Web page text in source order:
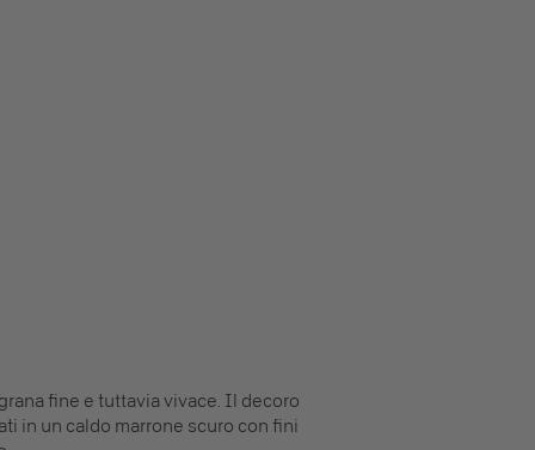
fine e tuttavia vivace. Il decoro
in un caldo marrone scuro con fini